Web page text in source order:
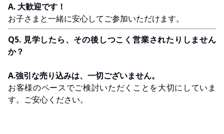
A. 大歓迎です！
お子さまと一緒に安心してご参加いただけます。
Q5. 見学したら、その後しつこく営業されたりしません
か？
A.強引な売り込みは、一切ございません。
お客様のペースでご検討いただくことを大切にしていま
す。ご安心ください。